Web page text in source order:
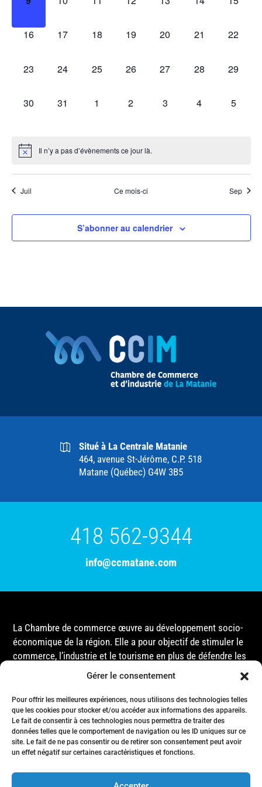
Gérer le consentement
Pour offrir les meilleures expériences, nous utilisons des technologies telles
que les cookies pour stocker et/ou accéder aux informations des appareils.
Le fait de consentir à ces technologies nous permettra de traiter des
données telles que le comportement de navigation ou les ID uniques sur ce
site. Le fait de ne pas consentir ou de retirer son consentement peut avoir
un effet négatif sur certaines caractéristiques et fonctions.
0
16
0
17
0
18
0
19
0
20
0
21
0
22
0
23
0
24
0
25
0
26
0
27
0
28
0
29
0
30
0
31
0
1
0
2
0
3
0
4
0
5
Il n’y a pas d’évènements ce jour là.
Juil Ce mois-ci Sep
S’abonner au calendrier
Situé à La Centrale Matanie
464, avenue St-Jérôme, C.P. 518
Matane (Québec) G4W 3B5
418 562-9344
info@ccmatane.com
La Chambre de commerce œuvre au développement socio-
économique de la région. Elle a pour objectif de stimuler le
commerce, l’industrie et le tourisme en plus de défendre les
intérêts de ses membres et de l’ensemble de la
gouvernementales, que ce soit au niveau municipal,
provincial ou fédéral.
Accueil